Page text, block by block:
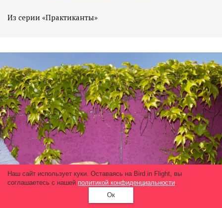
Из серии «Практиканты»
Наш сайт использует куки. Оставаясь на Bird in Flight, вы
соглашаетесь с нашей политикой конфиденциальности.
Ок